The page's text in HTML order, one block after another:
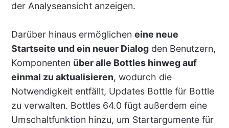
der Analyseansicht anzeigen.
Darüber hinaus ermöglichen eine neue
Startseite und ein neuer Dialogden Benutzern,
Komponenten über alle Bottles hinweg auf
einmal zu aktualisieren, wodurch die
Notwendigkeit entfällt, Updates Bottle für Bottle
zu verwalten. Bottles 64.0 fügt außerdem eine
Umschaltfunktion hinzu, um Startargumente für